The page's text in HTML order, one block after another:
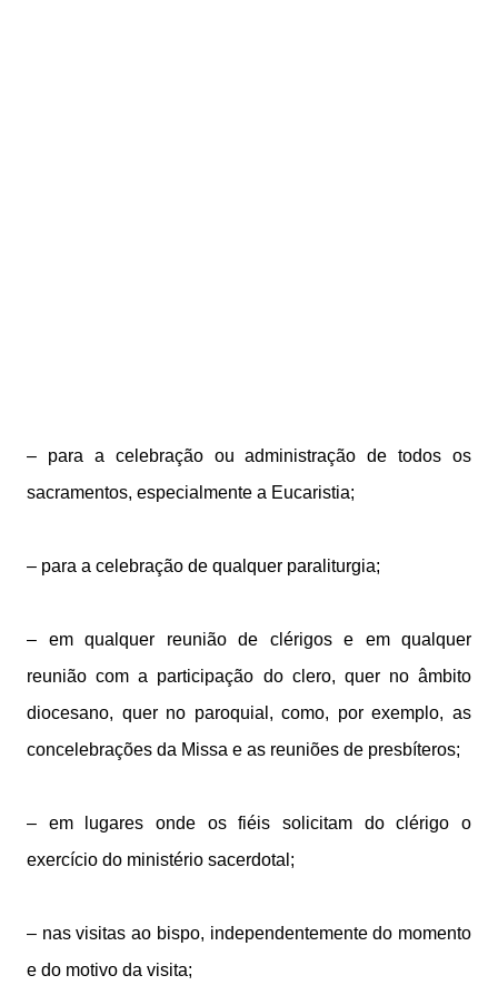
– para a celebração ou administração de todos os
sacramentos, especialmente a Eucaristia;
– para a celebração de qualquer paraliturgia;
– em qualquer reunião de clérigos e em qualquer
reunião com a participação do clero, quer no âmbito
diocesano, quer no paroquial, como, por exemplo, as
concelebrações da Missa e as reuniões de presbíteros;
– em lugares onde os fiéis solicitam do clérigo o
exercício do ministério sacerdotal;
– nas visitas ao bispo, independentemente do momento
e do motivo da visita;